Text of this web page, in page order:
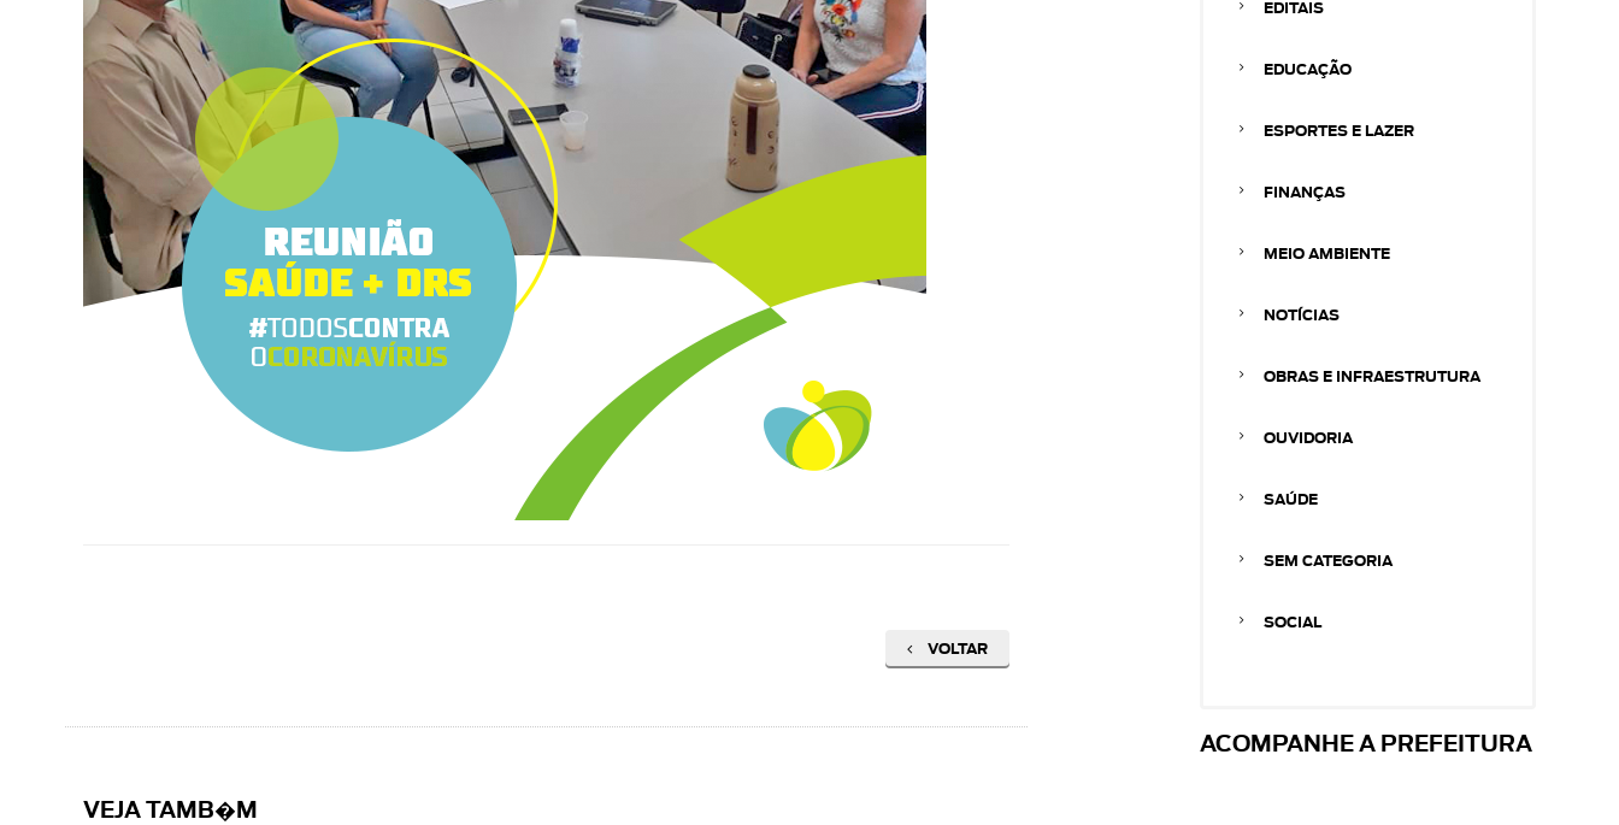
VOLTAR
VEJA TAMB�M
EDITAIS
EDUCAÇÃO
ESPORTES E LAZER
FINANÇAS
MEIO AMBIENTE
NOTÍCIAS
OBRAS E INFRAESTRUTURA
OUVIDORIA
SAÚDE
SEM CATEGORIA
SOCIAL
ACOMPANHE A PREFEITURA